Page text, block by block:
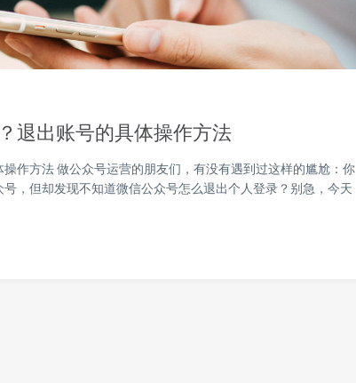
退出账号的具体操作方法
作方法 做公众号运营的朋友们，有没有遇到过这样的尴尬：你
，但却发现不知道微信公众号怎么退出个人登录？别急，今天